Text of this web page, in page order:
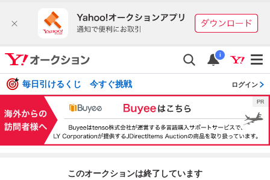
i
毎日引けるくじ 今すぐ挑戦 ログイン
このオークションは終了しています